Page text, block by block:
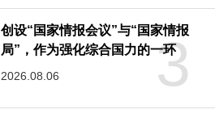
3
创设“国家情报会议”与“国家情报
局”，作为强化综合国力的一环
2026.08.06